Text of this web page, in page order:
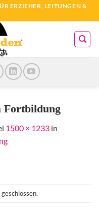
ERZIEHER, LEITUNGEN &
Fortbildung
1500 × 1233 in